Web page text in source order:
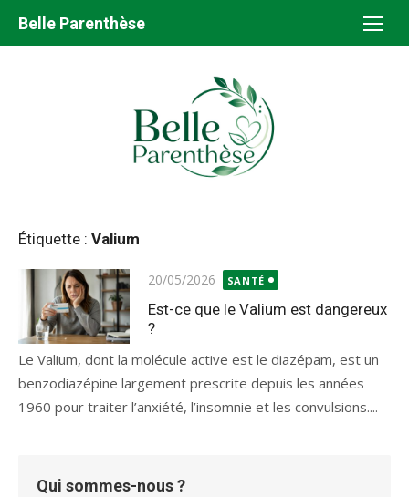
Belle Parenthèse
Étiquette : Valium
Publié
le
20/05/2026 SANTÉ
Est-ce que le Valium est dangereux
?
Le Valium, dont la molécule active est le diazépam, est un
benzodiazépine largement prescrite depuis les années
1960 pour traiter l’anxiété, l’insomnie et les convulsions....
Qui sommes-nous ?